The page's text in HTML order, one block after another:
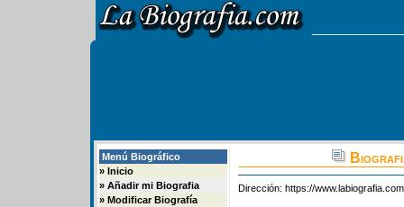
Menú Biográfico
» Inicio
» Añadir mi Biografia
» Modificar Biografía
Dirección: https://